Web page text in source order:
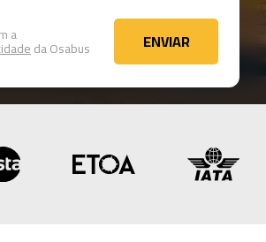
a
da Osabus ENVIAR
ENVIAR